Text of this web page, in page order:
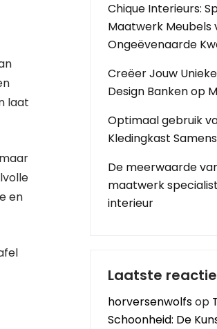
laat
en
Chique Interieurs:
Maatwerk Meubels
Ongeëvenaarde
Creëer Jouw
Design Banken op
Optimaal gebruik
Kledingkast
De meerwaarde
maatwerk
interieur
Laatste
horversenwolfsop
Schoonheid: De